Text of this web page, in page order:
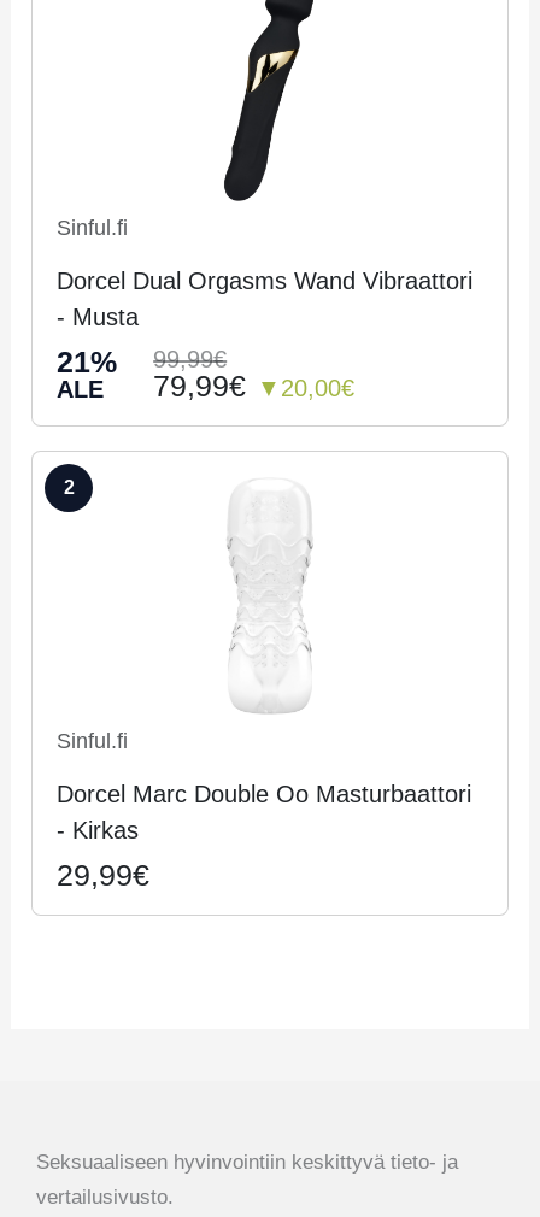
Sinful.fi
Dorcel Dual Orgasms Wand Vibraattori
- Musta
21%
ALE
99,99€
79,99€ ▼20,00€
2
Sinful.fi
Dorcel Marc Double Oo Masturbaattori
- Kirkas
29,99€
Seksuaaliseen hyvinvointiin keskittyvä tieto- ja
vertailusivusto.